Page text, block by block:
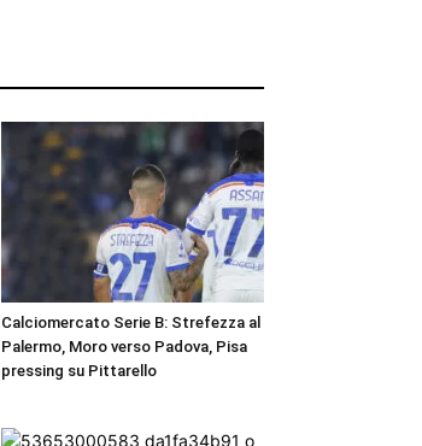
Calciomercato Serie B: Strefezza al
Palermo, Moro verso Padova, Pisa
pressing su Pittarello